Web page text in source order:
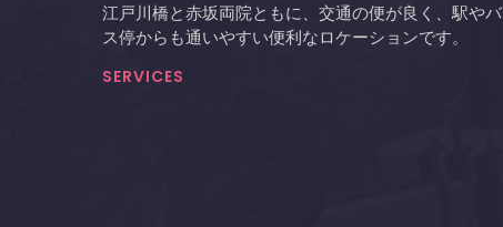
江戸川橋と赤坂両院ともに、交通の便が良く、駅やバ
ス停からも通いやすい便利なロケーションです。
SERVICES